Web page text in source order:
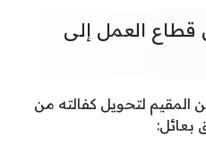
قطاع العمل إلى
المقيم لتحويل كفالته من
بعائل: